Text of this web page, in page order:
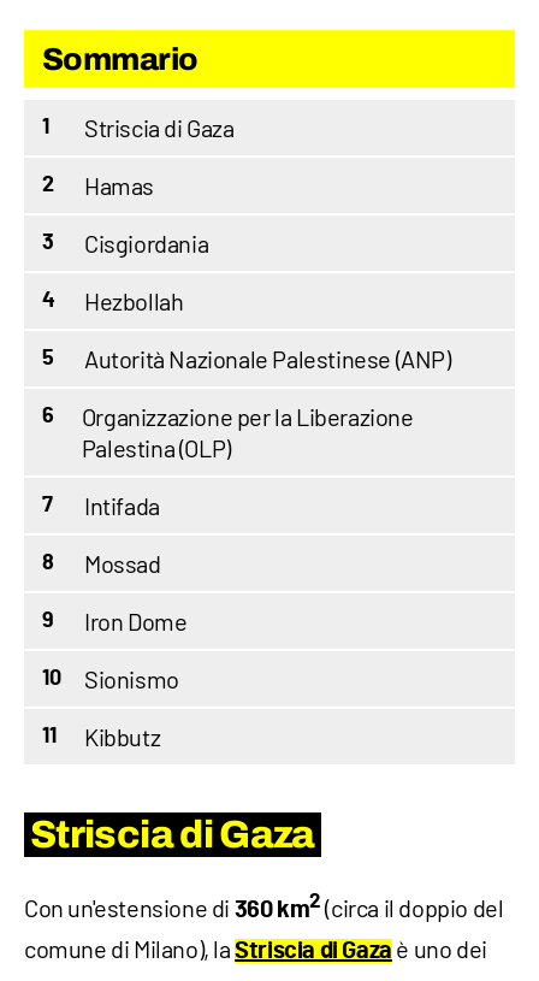
Sommario
1 Striscia di Gaza
2 Hamas
3 Cisgiordania
4 Hezbollah
5 Autorità Nazionale Palestinese (ANP)
6
Organizzazione per la Liberazione
Palestina (OLP)
7 Intifada
8 Mossad
9 Iron Dome
10 Sionismo
11 Kibbutz
Striscia di Gaza
Con un'estensione di 360 km2 (circa il doppio del
comune di Milano), laStriscia di Gazaè uno dei